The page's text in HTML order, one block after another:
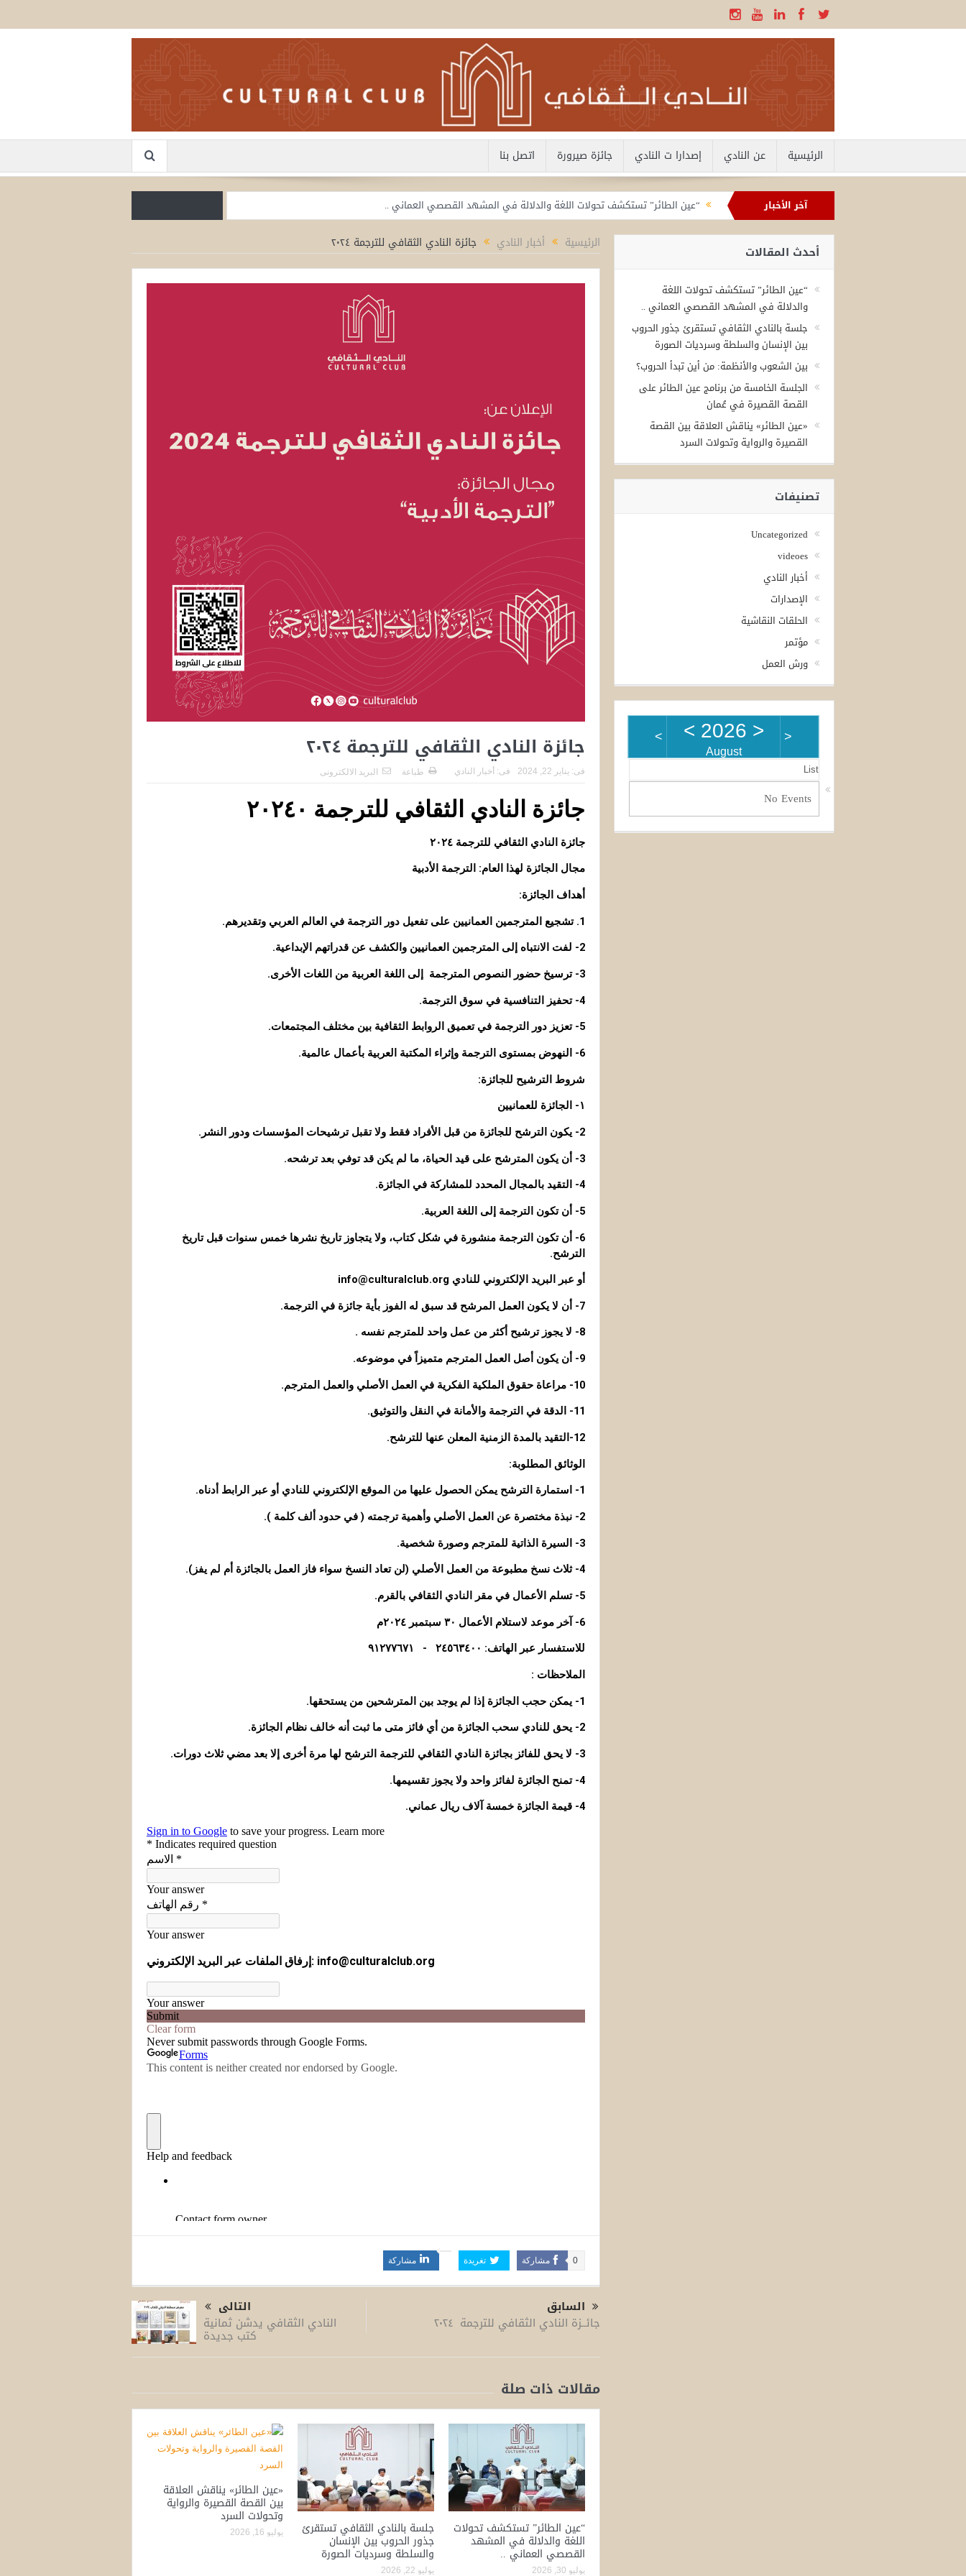
الرئيسية عن النادي إصدارا ت النادي جائزة صيرورة اتصل بنا
آخر الأخبار
“عين الطائر” تستكشف تحولات اللغة والدلالة في المشهد القصصي العماني ..
جلسة بالنادي الثقافي تستقرئ جذور الحروب بين الإنسان والسلطة وسرديات الصورة
«عين الطائر» يناقش العلاقة بين القصة القصيرة والرواية وتحولات السرد
عين الطائر على القصة القصيرة العمانية
شهادات تستعيد مشروع خميس العدوي بين الحرية المسؤولة وبناء الوعي الثقافي
الرئيسية أخبار النادي جائزة النادي الثقافي للترجمة ٢٠٢٤
جائزة النادي الثقافي للترجمة ٢٠٢٤
فى: يناير 22, 2024 فى: أخبار النادي طباعة البريد الالكترونى
مشاركة 0 تغريدة مشاركة
السابق
جائــزة النادي الثقافي للترجمة ٢٠٢٤
التالى
النادي الثقافي يدشن ثمانية
كتب جديدة
مقالات ذات صلة
“عين الطائر” تستكشف تحولات
اللغة والدلالة في المشهد
القصصي العماني ..
يوليو 30, 2026
جلسة بالنادي الثقافي تستقرئ
جذور الحروب بين الإنسان
والسلطة وسرديات الصورة
يوليو 22, 2026
«عين الطائر» يناقش العلاقة
بين القصة القصيرة والرواية
وتحولات السرد
يوليو 16, 2026
أحدث المقالات
“عين الطائر” تستكشف تحولات اللغة
والدلالة في المشهد القصصي العماني ..
جلسة بالنادي الثقافي تستقرئ جذور الحروب
بين الإنسان والسلطة وسرديات الصورة
بين الشعوب والأنظمة: من أين تبدأ الحروب؟
الجلسة الخامسة من برنامج عين الطائر على
القصة القصيرة في عُمان
«عين الطائر» يناقش العلاقة بين القصة
القصيرة والرواية وتحولات السرد
تصنيفات
Uncategorized
videoes
أخبار النادي
الإصدارات
الحلقات النقاشية
مؤتمر
ورش العمل
<
<
>
August
>
List
No Events